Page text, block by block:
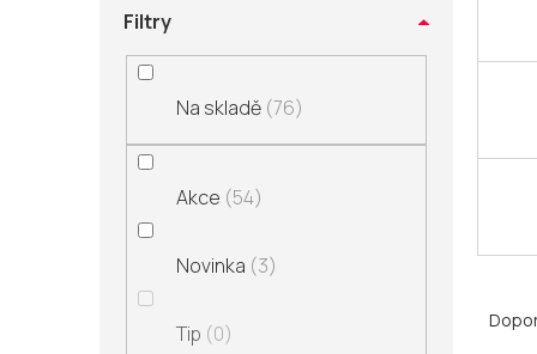
Filtry
Na skladě 76
Akce 54
Novinka 3
Tip 0
a